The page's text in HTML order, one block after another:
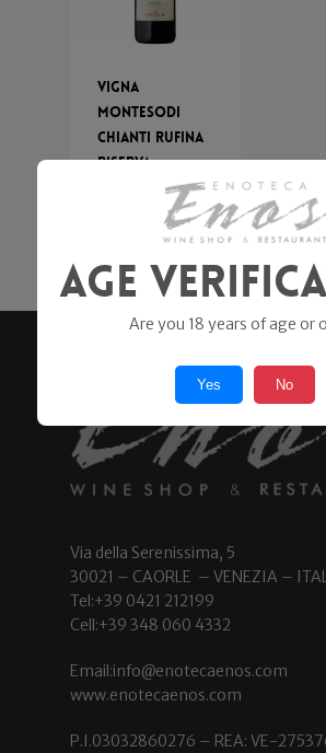
Vigna
Montesodi
Chianti Rufina
Riserva
Frescobaldi
Via della Serenissima, 5
30021 – CAORLE – VENEZIA –
Tel:+39 0421 212199
Cell:+39 348 060 4332
Email:info@enotecaenos.com
www.enotecaenos.com
P.I.03032860276 – REA: VE-
Age
Are you 18 years of age or
Yes No